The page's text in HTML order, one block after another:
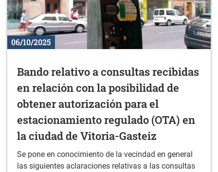
06/10/2025
Bando relativo a consultas recibidas
en relación con la posibilidad de
obtener autorización para el
estacionamiento regulado (OTA) en
la ciudad de Vitoria-Gasteiz
Se pone en conocimiento de la vecindad en general
las siguientes aclaraciones relativas a las consultas